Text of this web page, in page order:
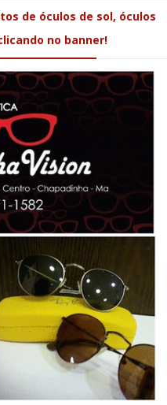
de óculos de sol, óculos
no banner!